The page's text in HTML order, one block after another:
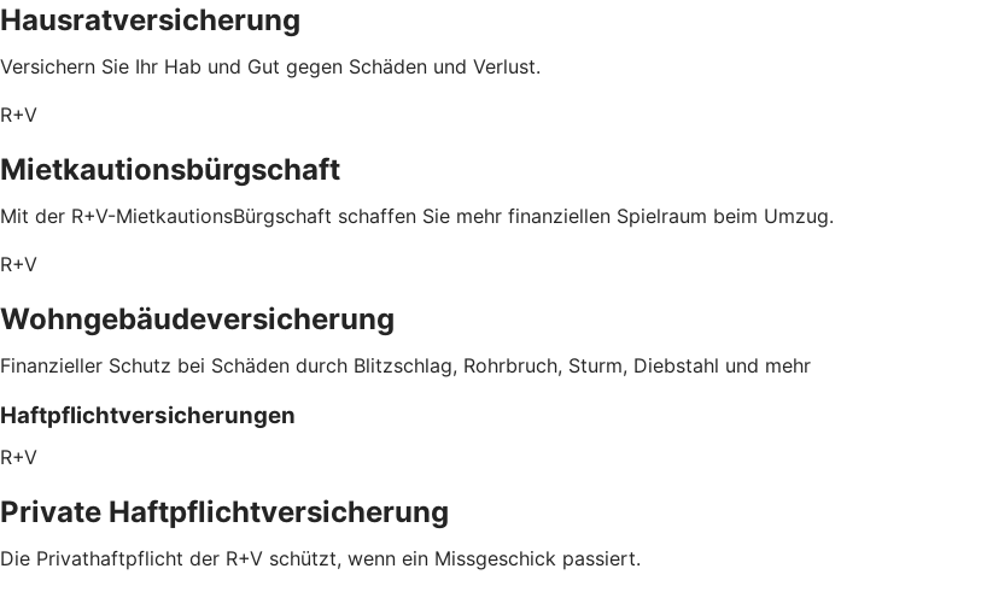
Hausratversicherung
Versichern Sie Ihr Hab und Gut gegen Schäden und Verlust.
R+V
Mietkautionsbürgschaft
Mit der R+V-MietkautionsBürgschaft schaffen Sie mehr finanziellen Spielraum beim Umzug.
R+V
Wohngebäudeversicherung
Finanzieller Schutz bei Schäden durch Blitzschlag, Rohrbruch, Sturm, Diebstahl und mehr
Haftpflichtversicherungen
R+V
Private Haftpflichtversicherung
Die Privathaftpflicht der R+V schützt, wenn ein Missgeschick passiert.